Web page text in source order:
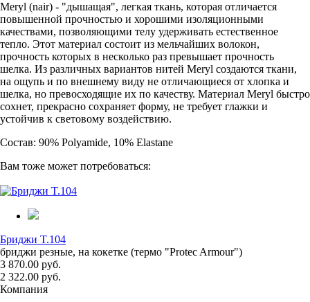
Meryl (nair) - "дышащая", легкая ткань, которая отличается
повышенной прочностью и хорошими изоляционными
качествами, позволяющими телу удерживать естественное
тепло. Этот материал состоит из мельчайших волокон,
прочность которых в несколько раз превышает прочность
шелка. Из различных вариантов нитей Meryl создаются ткани,
на ощупь и по внешнему виду не отличающиеся от хлопка и
шелка, но превосходящие их по качеству. Материал Meryl быстро
сохнет, прекрасно сохраняет форму, не требует глажки и
устойчив к световому воздействию.
Состав: 90% Polyamide, 10% Elastane
Вам тоже может потребоваться:
Бриджи T.104
бриджи резные, на кокетке (термо "Protec Armour")
3 870.00 руб.
2 322.00 руб.
Компания